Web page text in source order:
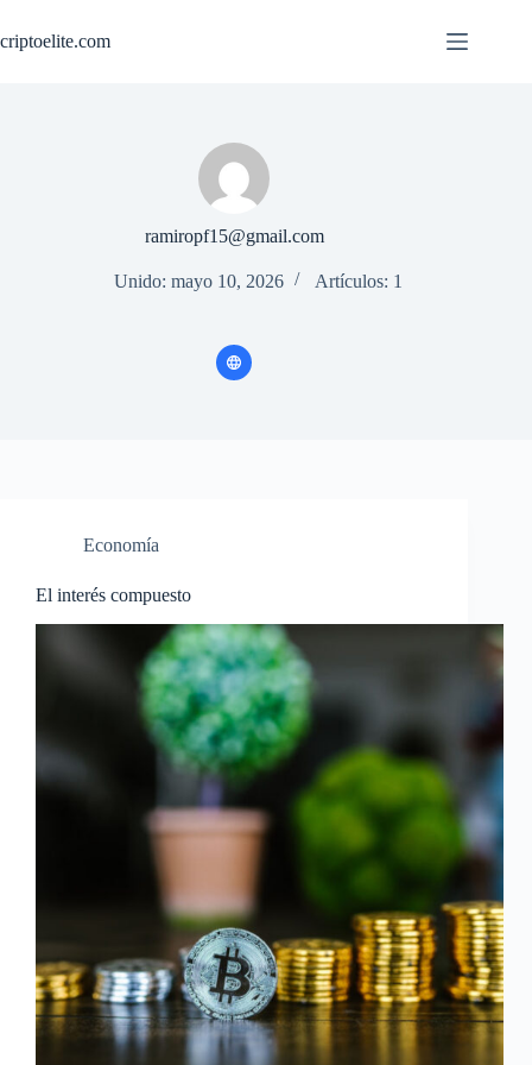
contenido
criptoelite.com
ramiropf15@gmail.com
Unido: mayo 10, 2026 Artículos: 1
Economía
El interés compuesto